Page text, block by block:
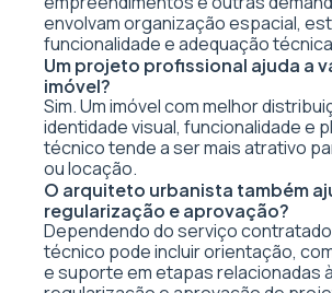
envolvam organização espacial,
funcionalidade e adequação
Um projeto profissional ajuda a
imóvel?
Sim. Um imóvel com melhor
identidade visual, funcionalidade e
técnico tende a ser mais atrativo
ou locação.
O arquiteto urbanista também
regularização e aprovação?
Dependendo do serviço
técnico pode incluir orientação,
e suporte em etapas relacionadas à